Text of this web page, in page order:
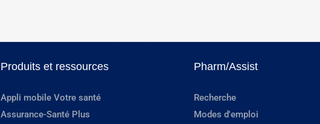
Produits et ressources
Appli mobile Votre santé
Assurance-Santé Plus
Pharm/Assist
Recherche
Modes d'emploi